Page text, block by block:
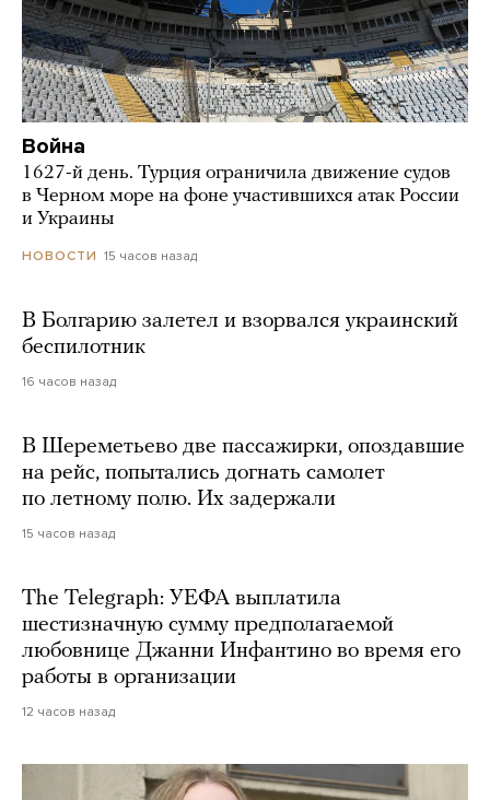
Война
1627-й день. Турция ограничила движение судов
в Черном море на фоне участившихся атак России
и Украины
НОВОСТИ 15 часов назад
В Болгарию залетел и взорвался украинский
беспилотник
16 часов назад
В Шереметьево две пассажирки, опоздавшие
на рейс, попытались догнать самолет
по летному полю. Их задержали
15 часов назад
The Telegraph: УЕФА выплатила
шестизначную сумму предполагаемой
любовнице Джанни Инфантино во время его
работы в организации
12 часов назад